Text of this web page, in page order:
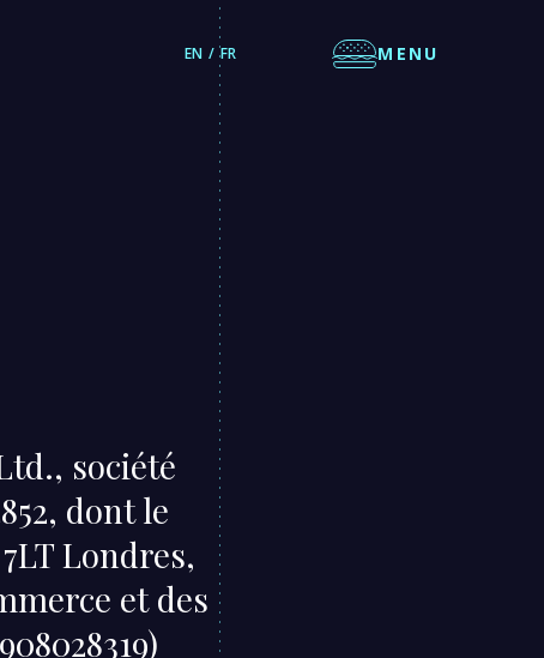
EN FR MENU
société
dont le
Londres,
et des